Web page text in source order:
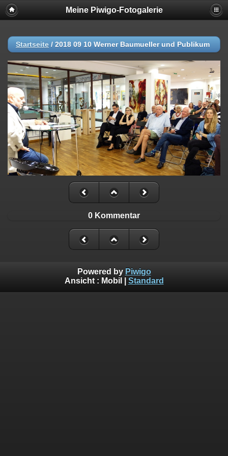
Meine Piwigo-Fotogalerie
Startseite / 2018 09 10 Werner Baumueller und Publikum
0 Kommentar
Powered by Piwigo
Ansicht : Mobil Standard